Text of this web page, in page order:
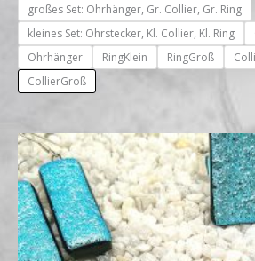
großes Set: Ohrhänger, Gr. Collier, Gr. Ring
kleines Set: Ohrstecker, Kl. Collier, Kl. Ring
Ohrhänger
RingKlein RingGroß
CollierGroß